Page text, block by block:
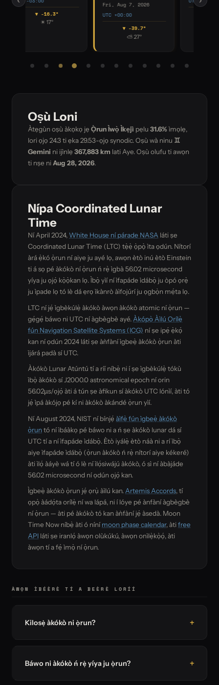
▼ -60.0°
☀ 12°
Oṣù Loni
Àtẹgùn oṣù àkọkọ jẹ Ọ̀run Ìwọ̀ Ìkẹjì pẹlu 31.6% ìmọlẹ,
lori ọjọ 24.3ti ẹka 29.53-ọjọ synodic. Oṣù wà ninu ♊
Gemini ni ijìnlẹ 367,883 km lati Aye. Oṣù olufu ti awọn
ti nṣe ni Aug 28, 2026.
Nípa Coordinated Lunar
Time
Ní April 2024, White House ní párade NASA láti ṣe
Coordinated Lunar Time (LTC) tẹ̀ẹ̀ ọ̀pọ̀ ìta ọdún. Nítorí
àrá ẹ̀kó ọ̀run ní aiye ju ayé lọ, awọn ètò inú ètò Einstein
ti á sọ pé àkókò ní ọ̀run ń rẹ̀ ìgbà 56.02 microsecond
yíya ju ọjọ́ kọ̀ọ̀kan lọ. Ìbọ̀ yìí ní ìfapáde ìdábọ̀ ju òpó ọrẹ̀
ju ìpade lọ tó lè dá ẹrọ ìkànrò àìfojúrí ju ọgbọ̀n mẹ́ta lọ.
LTC ní jẹ́ ìgbèkúlẹ̀ àkókò àwọn àkókò atomic ní ọ̀run —
gẹ́gẹ́ báwo ni UTC ní àgbègbè ayé. Àkópọ̀ Àìlú Orílẹ̀
fún Navigation Satellite Systems (ICG) ní ṣe ipẹ́ ẹ̀kọ́
kan ní ọdún 2024 láti ṣe àǹfàní ìgbeẹ̀ àkókò ọ̀run àti
ìjárá padà sí UTC.
Àkókò Lunar Atúntú tí a ríí níbẹ̀ ni í ṣe ìgbèkúlẹ̀ tókù
ìbọ̀ àkókò sí J2000.0 astronomical epoch ní orin
56.02µs/ọjọ́ àti á tún ṣe àfikun sí àkókò UTC lónìí, àti tó
jẹ́ ìpá àkójọ pé kí ni àkókò àkándé ọ̀run yìí.
Ní August 2024, NIST ní bínjẹ́ àìfẹ̀ fún ìgbeẹ̀ àkókò
ọ̀run tó ní ìbáàkọ pé báwo ni a ń ṣe àkókò lunar dá sí
UTC tí a ní ìfapáde ìdábọ̀. Ètò iyálẹ̀ ètò náà ni a rí ìbọ̀
aiye ìfapáde ìdábọ̀ (ọ̀run àkókò ń rẹ̀ nítorí aiye kékeré)
àti ìlọ́ àáyè wá tí ó lè ní ìlọ́siwájú àkókò, ó sì ní àbàjáde
56.02 microsecond ní ọdún ọjọ́ kan.
Ìgbeẹ̀ àkókò ọ̀run jẹ́ ọrụ̀ àìlú kan.Artemis Accords, tí
ọpọ̀ àádọ́ta orílẹ̀ ní wa lápá, ni í lóye pé ànfàní àgbègbè
ní ọ̀run — àti pé àkókò tó kan àǹfàní jẹ́ àsedà. Moon
Time Now níbẹ̀ àti ó nínímoon phase calendar, àtifree
API láti ṣe iranlọ́ àwọn olùkúkú, àwọn onìlẹ̀kọ̀ọ́, àti
àwọn tí a fẹ́ ìmọ̀ ní ọ̀run.
ÀWỌN ÌBÉÈRÈ TÍ A BEÈRÈ LORÍÍ
Kilosẹ̀ àkókò ni ọ̀run?
Báwo ni àkókò ń rẹ̀ yíya ju ọ̀run?